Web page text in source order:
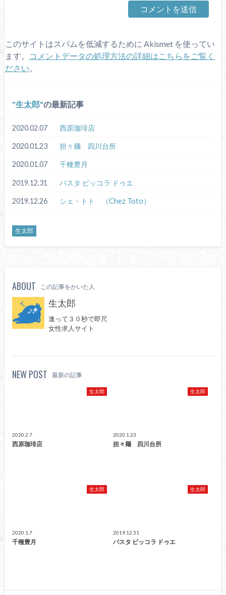
このサイトはスパムを低減するために Akismet を使ってい
ます。
コメントデータの処理方法の詳細はこちらをご覧く
ださい。
生太郎 の最新記事
2020.02.07 西原珈琲店
2020.01.23 担々麺 四川台所
2020.01.07 千種豊月
2019.12.31 パスタ ピッコラ ドゥエ
2019.12.26 シェ・トト （Chez Toto）
生太郎
ABOUT この記事をかいた人
生太郎
逢って３０秒で即尺
女性求人サイト
NEW POST 最新の記事
生太郎
2020.2.7
西原珈琲店
生太郎
2020.1.23
担々麺 四川台所
生太郎
2020.1.7
千種豊月
生太郎
2019.12.31
パスタ ピッコラ ドゥエ